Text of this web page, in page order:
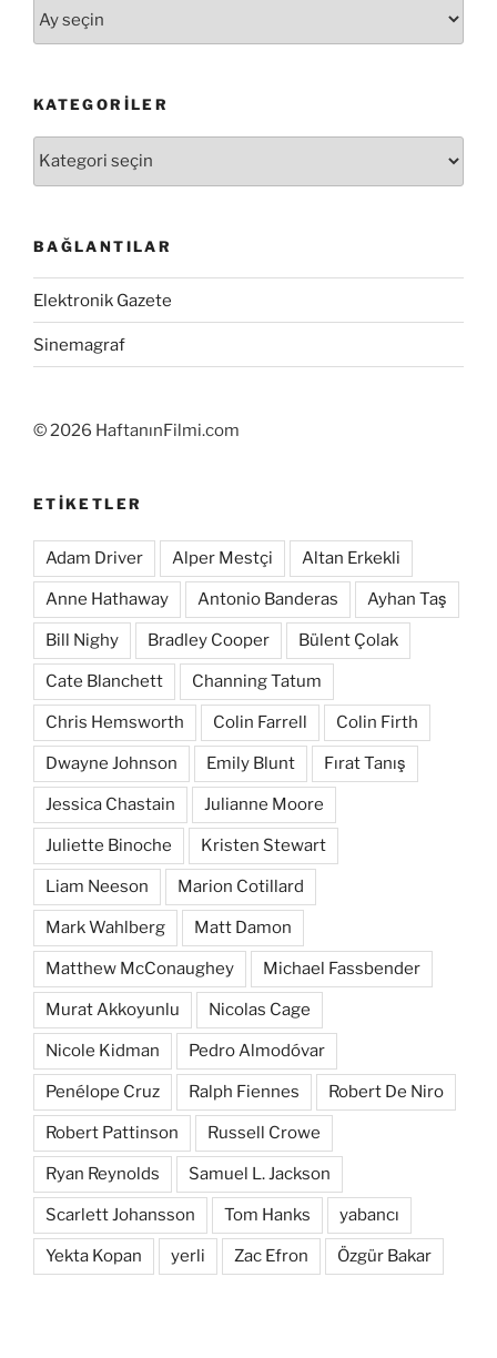
KATEGORILER
BAĞLANTILAR
Elektronik Gazete
Sinemagraf
©2026 HaftanınFilmi.com
ETIKETLER
Adam Driver Alper Mestçi Altan Erkekli
Anne Hathaway Antonio Banderas Ayhan Taş
Bill Nighy Bradley Cooper Bülent Çolak
Cate Blanchett Channing Tatum
Chris Hemsworth Colin Farrell Colin Firth
Dwayne Johnson Emily Blunt Fırat Tanış
Jessica Chastain Julianne Moore
Juliette Binoche Kristen Stewart
Liam Neeson Marion Cotillard
Mark Wahlberg Matt Damon
Matthew McConaughey Michael Fassbender
Murat Akkoyunlu Nicolas Cage
Nicole Kidman Pedro Almodóvar
Penélope Cruz Ralph Fiennes Robert De Niro
Robert Pattinson Russell Crowe
Ryan Reynolds Samuel L. Jackson
Scarlett Johansson Tom Hanks yabancı
Yekta Kopan yerli Zac Efron Özgür Bakar